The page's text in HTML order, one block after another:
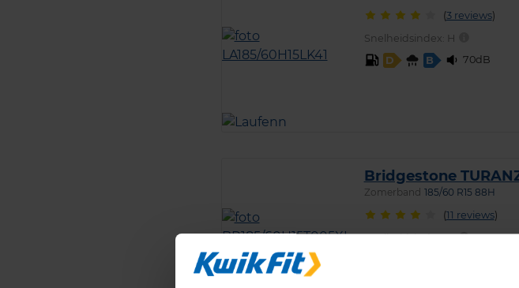
(3 reviews)
Snelheidsindex: H
D
B 70dB
Bridgestone
Zomerband 185/60 R15 88H
(11 reviews)
Snelheidsindex:H